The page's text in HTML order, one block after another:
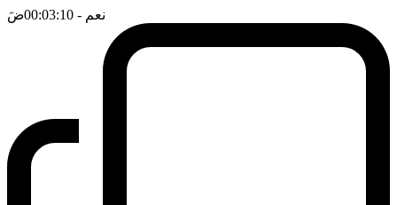
نعم - 00:03:10 ضَ